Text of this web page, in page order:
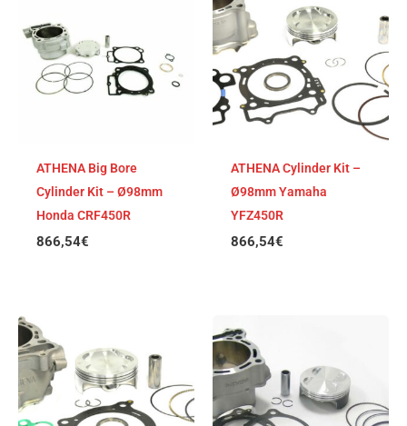
ATHENA Big Bore
Cylinder Kit – Ø98mm
Honda CRF450R
866,54€
ATHENA Cylinder Kit –
Ø98mm Yamaha
YFZ450R
866,54€